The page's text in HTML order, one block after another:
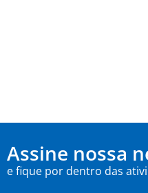
Assine nossa
e fique por dentro das